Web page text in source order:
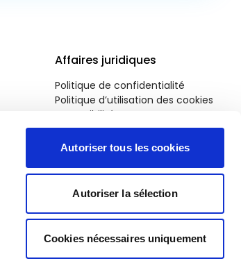
Autoriser tous les cookies
Autoriser la sélection
Cookies nécessaires uniquement
Affaires juridiques
Politique de confidentialité
Politique d’utilisation des cookies
Accessibilité